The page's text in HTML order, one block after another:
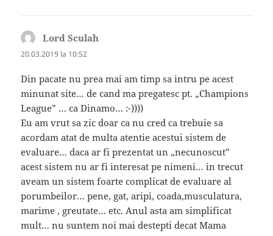
Lord Sculah
20.03.2019 la 10:52
Din pacate nu prea mai am timp sa intru pe acest
minunat site… de cand ma pregatesc pt. „Champions
League” … ca Dinamo… :-))))
Eu am vrut sa zic doar ca nu cred ca trebuie sa
acordam atat de multa atentie acestui sistem de
evaluare… daca ar fi prezentat un „necunoscut”
acest sistem nu ar fi interesat pe nimeni… in trecut
aveam un sistem foarte complicat de evaluare al
porumbeilor… pene, gat, aripi, coada,musculatura,
marime , greutate… etc. Anul asta am simplificat
mult… nu suntem noi mai destepti decat Mama